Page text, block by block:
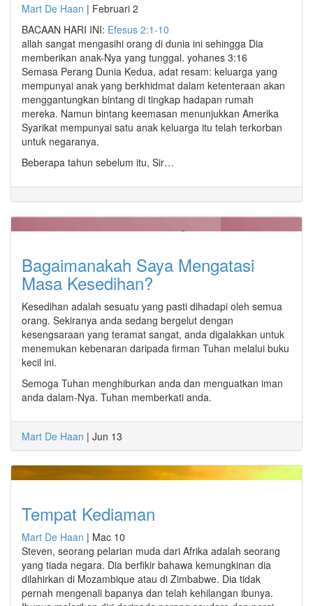
Mart De Haan | Februari 2
BACAAN HARI INI: Efesus 2:1-10
allah sangat mengasihi orang di dunia ini sehingga Dia
memberikan anak-Nya yang tunggal. yohanes 3:16
Semasa Perang Dunia Kedua, adat resam: keluarga yang
mempunyai anak yang berkhidmat dalam ketenteraan akan
menggantungkan bintang di tingkap hadapan rumah
mereka. Namun bintang keemasan menunjukkan Amerika
Syarikat mempunyai satu anak keluarga itu telah terkorban
untuk negaranya.
Beberapa tahun sebelum itu, Sir…
Bagaimanakah Saya Mengatasi
Masa Kesedihan?
Kesedihan adalah sesuatu yang pasti dihadapi oleh semua
orang. Sekiranya anda sedang bergelut dengan
kesengsaraan yang teramat sangat, anda digalakkan untuk
menemukan kebenaran daripada firman Tuhan melalui buku
kecil ini.
Semoga Tuhan menghiburkan anda dan menguatkan iman
anda dalam-Nya. Tuhan memberkati anda.
Mart De Haan | Jun 13
Tempat Kediaman
Mart De Haan | Mac 10
Steven, seorang pelarian muda dari Afrika adalah seorang
yang tiada negara. Dia berfikir bahawa kemungkinan dia
dilahirkan di Mozambique atau di Zimbabwe. Dia tidak
pernah mengenali bapanya dan telah kehilangan ibunya.